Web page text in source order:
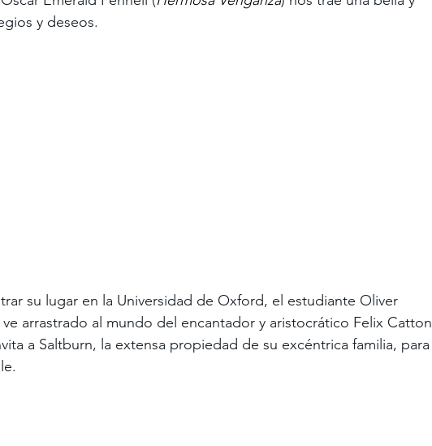
y deseos.
su lugar en la Universidad de Oxford, el estudiante Oliver
arrastrado al mundo del encantador y aristocrático Felix Catton
a Saltburn, la extensa propiedad de su excéntrica familia, para